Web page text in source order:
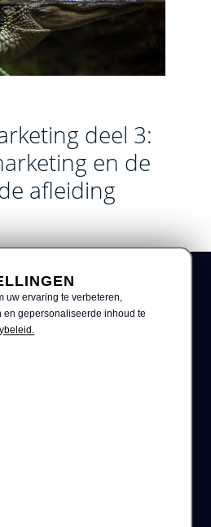
deel 3:
en de
afleiding
uw ervaring te verbeteren,
en gepersonaliseerde inhoud te